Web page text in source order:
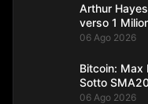
Arthur
verso 1
06 Ago 2026
Bitcoin: Max
Sotto
06 Ago 2026